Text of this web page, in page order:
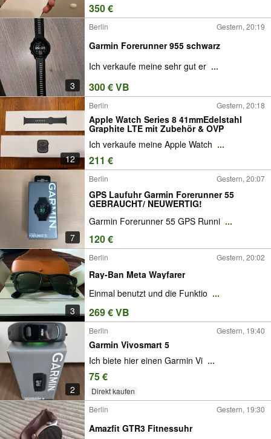
350 €
3
Berlin Gestern, 20:19
Garmin Forerunner 955 schwarz
Ich verkaufe meine sehr gut er ...
300 € VB
12
Berlin Gestern, 20:18
Apple Watch Series 8 41mmEdelstahl
Graphite LTE mit Zubehör & OVP
Ich verkaufe meine Apple Watch ...
211 €
7
Berlin Gestern, 20:07
GPS Laufuhr Garmin Forerunner 55
GEBRAUCHT/ NEUWERTIG!
Garmin Forerunner 55 GPS Runni ...
120 €
3
Berlin Gestern, 20:02
Ray-Ban Meta Wayfarer
Einmal benutzt und die Funktio ...
269 € VB
2
Berlin Gestern, 19:40
Garmin Vivosmart 5
Ich biete hier einen Garmin Vi ...
75 €
Direkt kaufen
Berlin
Gestern, 19:30
Amazfit GTR3 Fitnessuhr